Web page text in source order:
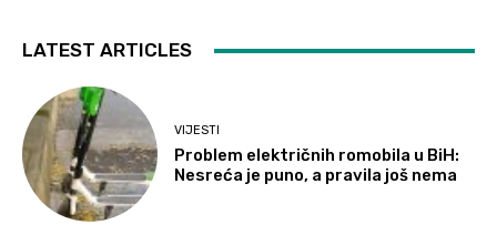
LATEST ARTICLES
VIJESTI
Problem električnih romobila u BiH:
Nesreća je puno, a pravila još nema